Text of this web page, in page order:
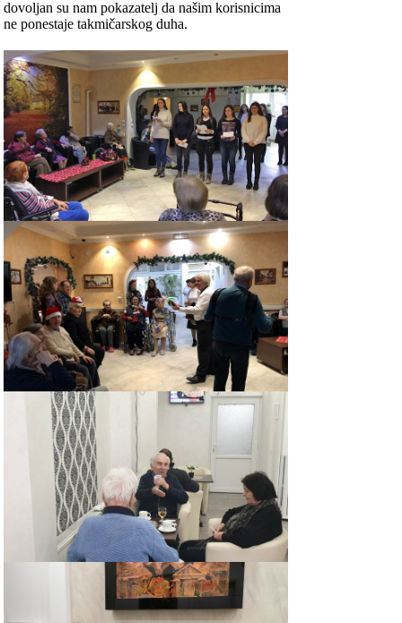
dovoljan su nam pokazatelj da našim korisnicima
ne ponestaje takmičarskog duha.